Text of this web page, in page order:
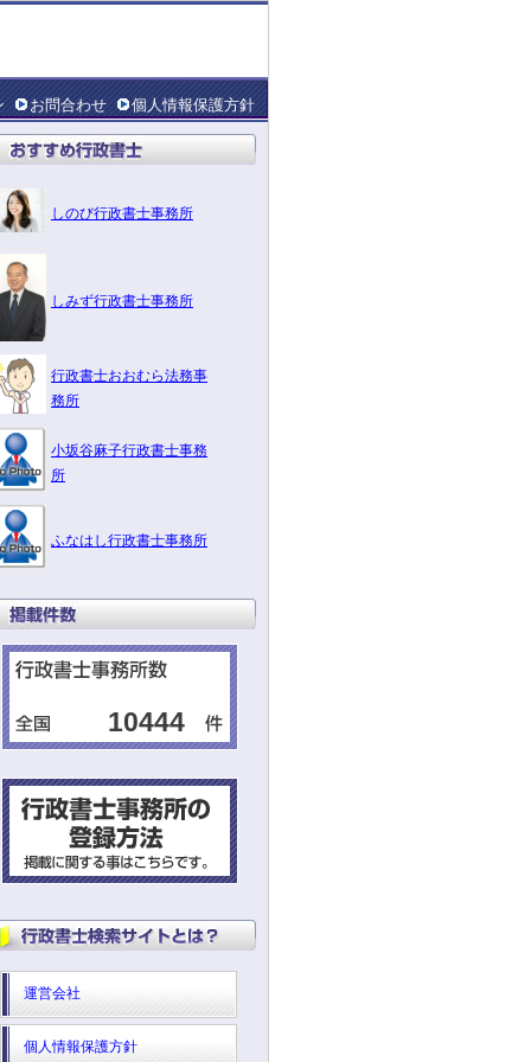
お問合わせ 個人情報保護方針
しのび行政書士事務所
しみず行政書士事務所
行政書士おおむら法務事
務所
小坂谷麻子行政書士事務
所
ふなはし行政書士事務所
10444
運営会社
個人情報保護方針